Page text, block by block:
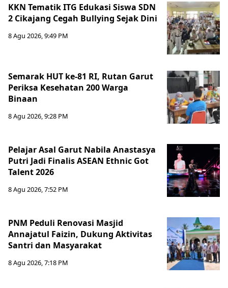
KKN Tematik ITG Edukasi Siswa SDN
2 Cikajang Cegah Bullying Sejak Dini
8 Agu 2026, 9:49 PM
Semarak HUT ke-81 RI, Rutan Garut
Periksa Kesehatan 200 Warga
Binaan
8 Agu 2026, 9:28 PM
Pelajar Asal Garut Nabila Anastasya
Putri Jadi Finalis ASEAN Ethnic Got
Talent 2026
8 Agu 2026, 7:52 PM
PNM Peduli Renovasi Masjid
Annajatul Faizin, Dukung Aktivitas
Santri dan Masyarakat
8 Agu 2026, 7:18 PM